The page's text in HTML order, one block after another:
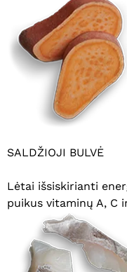
SALDŽIOJI BULVĖ
Lėtai išsiskirianti
puikus vitaminų A, C